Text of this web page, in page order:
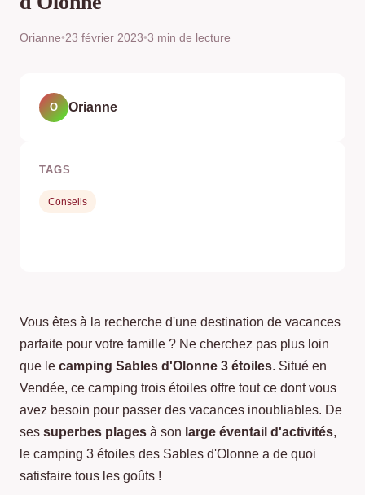
Orianne•23 février 2023•3 min de lecture
Vous êtes à la recherche d'une destination de vacances
parfaite pour votre famille ? Ne cherchez pas plus loin
que le camping Sables d'Olonne 3 étoiles. Situé en
Vendée, ce camping trois étoiles offre tout ce dont vous
avez besoin pour passer des vacances inoubliables. De
ses superbes plages à son large éventail d'activités,
le camping 3 étoiles des Sables d'Olonne a de quoi
satisfaire tous les goûts !
O Orianne
TAGS
Conseils